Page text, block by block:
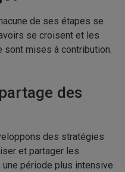
de ses étapes se
se croisent et les
sont mises à contribution.
des
des stratégies
et partager les
une période plus intensive